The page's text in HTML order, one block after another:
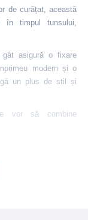
de curățat, această
în timpul tunsului,
gât asigură o fixare
modern și o
un plus de stil și
vor să combine